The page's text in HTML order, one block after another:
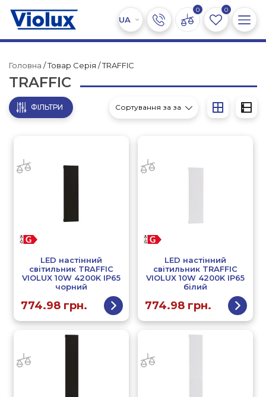
0 0
Головна / Товар Серія / TRAFFIC
TRAFFIC
ФІЛЬТРИ
LED настінний
світильник TRAFFIC
VIOLUX 10W 4200K IP65
чорний
774.98 грн.
LED настінний
світильник TRAFFIC
VIOLUX 10W 4200K IP65
білий
774.98 грн.